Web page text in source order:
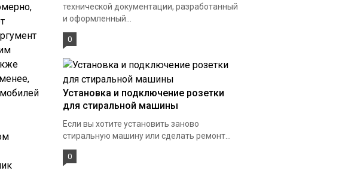
технической документации, разработанный
и оформленный...
0
Установка и подключение розетки
для стиральной машины
Если вы хотите установить заново
стиральную машину или сделать ремонт...
0